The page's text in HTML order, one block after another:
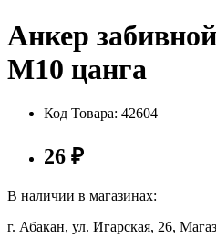
Строительные товары
Анкер
М10 цанга
Код Товара: 42604
26 ₽
В наличии в магазинах:
г. Абакан, ул. Игарская, 26,